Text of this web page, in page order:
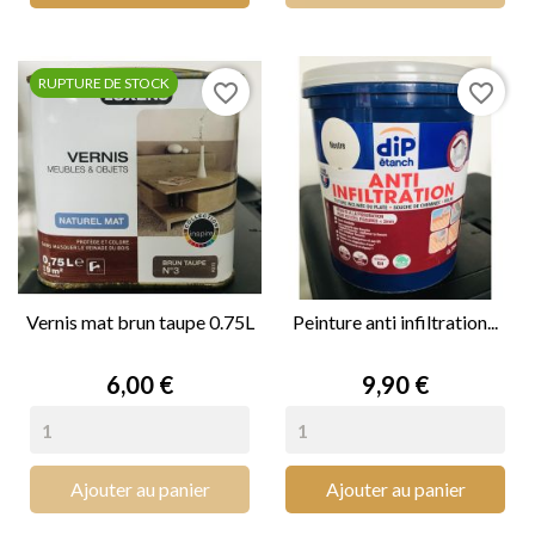
Vernis mat brun taupe 0.75L
Prix
6,00 €
Ajouter au panier
RUPTURE DE STOCK favorite_border
Peinture anti infiltration...
Prix
9,90 €
Ajouter au panier
favorite_border